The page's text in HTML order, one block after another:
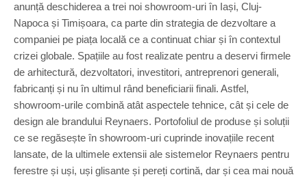
anunță deschiderea a trei noi showroom-uri în Iași, Cluj-
Napoca și Timișoara, ca parte din strategia de dezvoltare a
companiei pe piața locală ce a continuat chiar și în contextul
crizei globale. Spațiile au fost realizate pentru a deservi firmele
de arhitectură, dezvoltatori, investitori, antreprenori generali,
fabricanți și nu în ultimul rând beneficiarii finali. Astfel,
showroom-urile combină atât aspectele tehnice, cât și cele de
design ale brandului Reynaers. Portofoliul de produse și soluții
ce se regăsește în showroom-uri cuprinde inovațiile recent
lansate, de la ultimele extensii ale sistemelor Reynaers pentru
ferestre și uși, uși glisante și pereți cortină, dar și cea mai nouă